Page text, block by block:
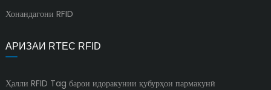
Хонандагони RFID
АРИЗАИ RTEC RFID
Ҳалли RFID Tag барои идоракунии қубурҳои пармакунӣ